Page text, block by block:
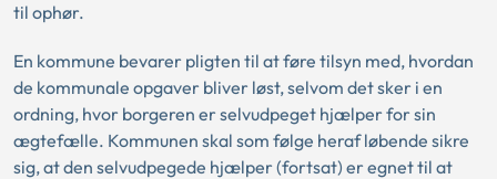
til ophør.
En kommune bevarer pligten til at føre tilsyn med, hvordan
de kommunale opgaver bliver løst, selvom det sker i en
ordning, hvor borgeren er selvudpeget hjælper for sin
ægtefælle. Kommunen skal som følge heraf løbende sikre
sig, at den selvudpegede hjælper (fortsat) er egnet til at